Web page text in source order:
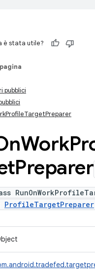
è stata utile?
pubblici
Work
Preparer
ProfileTargetPreparer